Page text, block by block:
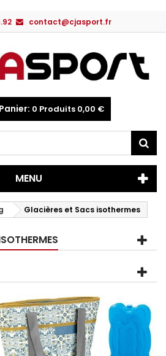
contact@cjasport.fr
Panier: 0 Produits 0,00 €
MENU
Glacières et Sacs isothermes